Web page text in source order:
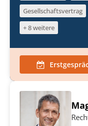
Gesellschaftsvertrag
+ 8 weitere